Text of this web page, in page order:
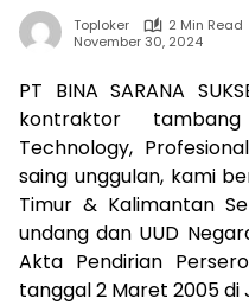
Toploker
2 Min Read
November 30, 2024
PT BINA SARANA
kontraktor
Technology,
saing unggulan, kami
Timur & Kalimantan
undang dan UUD
Akta Pendirian
tanggal 2 Maret 2005 di